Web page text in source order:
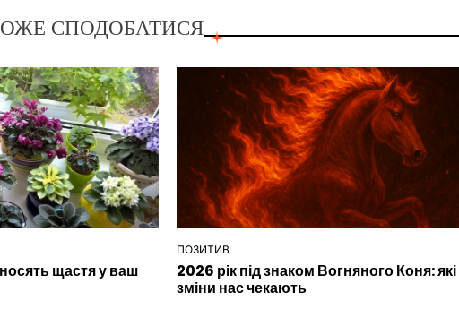
СПОДОБАТИСЯ
щастя у ваш
ОПУБЛІКУВАТИ
У
ПОЗИТИВ
2026 рік під знаком Вогняного Коня: які
зміни нас чекають